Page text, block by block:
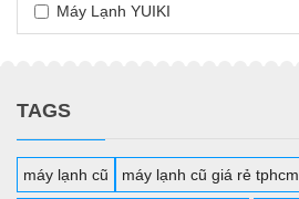
Máy Lạnh YUIKI
TAGS
máy lạnh cũ máy lạnh cũ giá rẻ tphcm